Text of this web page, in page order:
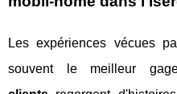
Les expériences vécues
souvent le meilleur